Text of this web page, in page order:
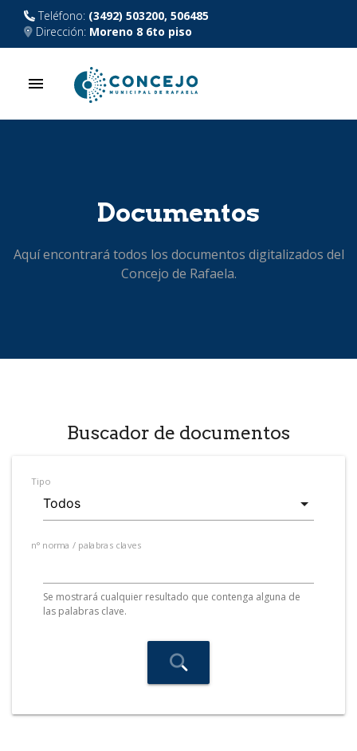
Teléfono: (3492) 503200, 506485
Dirección: Moreno 8 6to piso
menu
Documentos
Aquí encontrará todos los documentos digitalizados del
Concejo de Rafaela.
Buscador de documentos
Tipo
n° norma / palabras claves
Se mostrará cualquier resultado que contenga alguna de
las palabras clave.